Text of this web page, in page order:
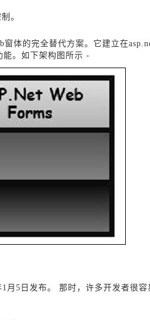
。
体的完全替代方案。它建立在
能。如下架构图所示 -
5日发布。 那时，许多开发者很容